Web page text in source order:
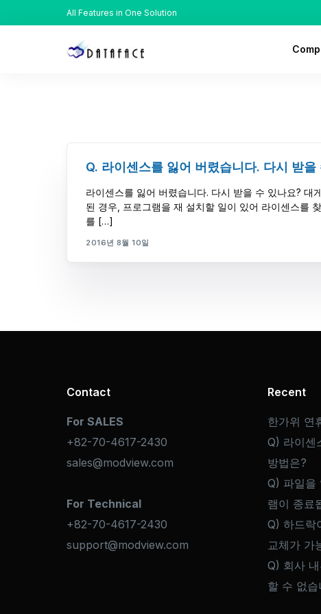
All Features in One Solution
Q. 라이센스를 잃어 버렸습니다. 다시 받을
라이센스를 잃어 버렸습니다. 다시 받을 수 있나요? 대
된 경우, 프로그램을 재 설치할 일이 있어 라이센스를
를 […]
2016년 8월 10일
Contact
For SALES
+82-70-4617-2430
sales@modview.com
For Technical
+82-70-4617-2430
support@modview.com
Recent
한가위 연
Q) 라이센
방법은?
Q) 파일을
램이 종료
Q) 하드락
교체가 가
Q) 회사
할 수 없